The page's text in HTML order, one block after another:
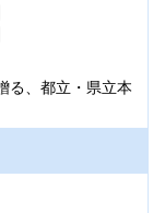
る、都立・県立本